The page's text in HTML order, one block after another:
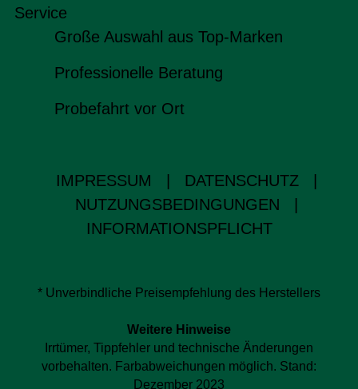
Service
Große Auswahl aus Top-Marken
Professionelle Beratung
Probefahrt vor Ort
IMPRESSUM DATENSCHUTZ
NUTZUNGSBEDINGUNGEN
INFORMATIONSPFLICHT
* Unverbindliche Preisempfehlung des Herstellers
Weitere Hinweise
Irrtümer, Tippfehler und technische Änderungen
vorbehalten. Farbabweichungen möglich. Stand:
Dezember 2023